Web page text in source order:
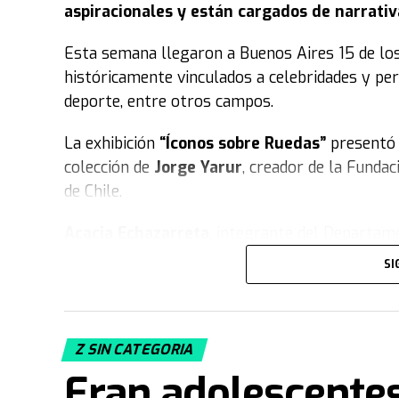
aspiracionales y están cargados de
Esta semana llegaron a Buenos Aires 15 de
históricamente vinculados a celebridades y
deporte, entre otros campos.
La exhibición “Íconos sobre Ruedas”
colección de Jorge Yarur, creador de la
de Chile.
trata la muestra. “Nuestra colección, con sus
. Tratamos de retratar distintos
la gente vestía para jugar fútbol, con
negro“.
Z SIN CATEGORIA